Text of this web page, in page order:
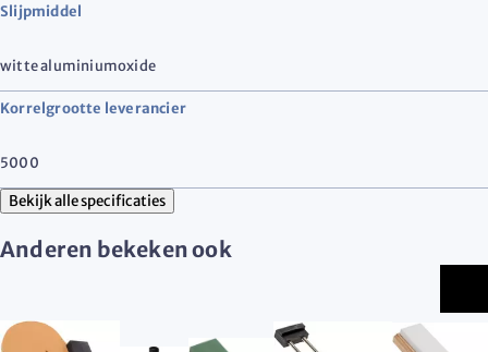
Slijpmiddel
witte aluminiumoxide
Korrelgrootte leverancier
5000
Bekijk alle specificaties
Anderen bekeken ook